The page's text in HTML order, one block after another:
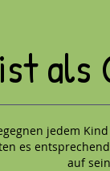
jedem
es
auf